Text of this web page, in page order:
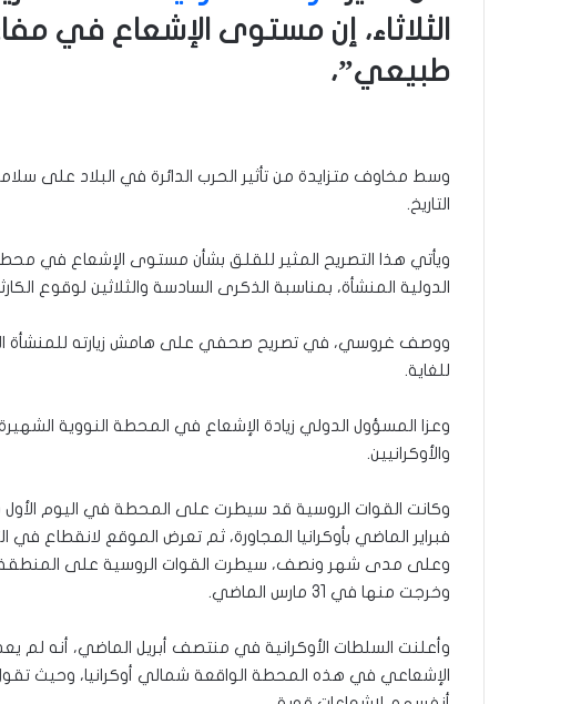
الثلاثاء، إن مستوى الإشعاع في
طبيعي”،
وسط مخاوف متزايدة من تأثير الحرب الدائرة في البلاد على
التاريخ.
ويأتي هذا التصريح المثير للقلق بشأن مستوى الإشعاع في محطة
الدولية المنشأة، بمناسبة الذكرى السادسة والثلاثين لوقوع
ووصف غروسي، في تصريح صحفي على هامش زيارته للمنشأة
للغاية.
وعزا المسؤول الدولي زيادة الإشعاع في المحطة النووية
والأوكرانيين.
فبراير الماضي بأوكرانيا المجاورة، ثم تعرض الموقع لانقطاع في
وعلى مدى شهر ونصف، سيطرت القوات الروسية على المنطقة
وخرجت منها في 31 مارس الماضي.
وأعلنت السلطات الأوكرانية في منتصف أبريل الماضي، أنه لم
الإشعاعي في هذه المحطة الواقعة شمالي أوكرانيا، وحيث